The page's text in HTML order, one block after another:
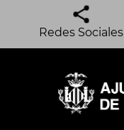
Redes Sociales